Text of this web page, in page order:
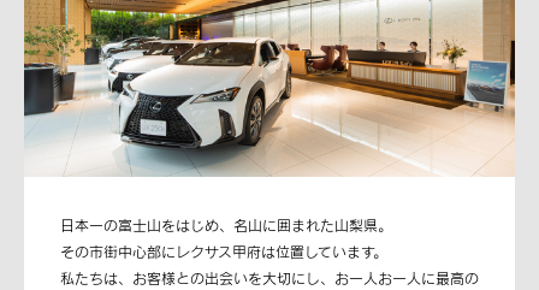
日本一の富士山をはじめ、名山に囲まれた山梨県。
その市街中心部にレクサス甲府は位置しています。
私たちは、お客様との出会いを大切にし、お一人お一人に最高の